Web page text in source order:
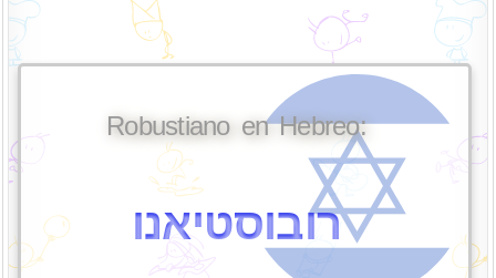
Robustiano en Hebreo:
רובוסטיאנו